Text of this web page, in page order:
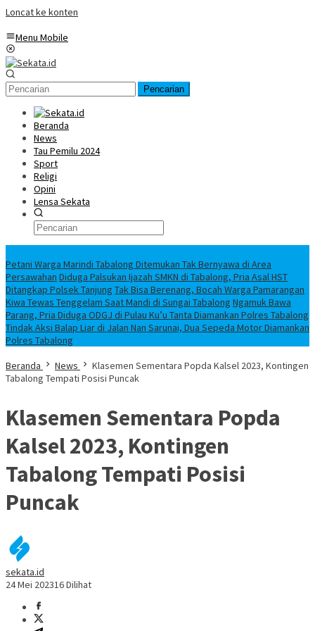
Loncat ke konten
Menu Mobile
Pencarian
Beranda
News
Tau Pemilu 2024
Sport
Religi
Opini
Lensa Sekata
Petani Warga Marindi Tabalong Ditemukan Tak Bernyawa di Area
Persawahan Diduga Palsukan Ijazah SMKN di Tabalong, Pria Asal HST
Ditangkap Polsek Tanjung Tak Bisa Berenang, Bocah Warga Pamarangan
Kiwa Tewas Tenggelam Saat Mandi di Sungai Tabalong Ngamuk Bawa
Parang, Pria Diduga ODGJ di Pulau Ku’u Tanta Diamankan Polres Tabalong
Tindak Aksi Balap Liar di Jalan Nan Sarunai, Dua Sepeda Motor Diamankan
Polres Tabalong
Beranda
News
Klasemen Sementara Popda Kalsel 2023, Kontingen
Tabalong Tempati Posisi Puncak
Klasemen Sementara Popda
Kalsel 2023, Kontingen
Tabalong Tempati Posisi
Puncak
sekata.id
24 Mei 202316 Dilihat